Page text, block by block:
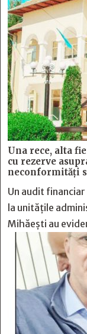
Una rece, alta
cu rezerve
neconformităţi
Un audit
la unitățile
Mihăești au